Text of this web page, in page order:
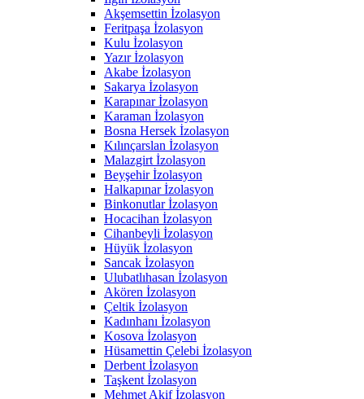
Akşemsettin İzolasyon
Feritpaşa İzolasyon
Kulu İzolasyon
Yazır İzolasyon
Akabe İzolasyon
Sakarya İzolasyon
Karapınar İzolasyon
Karaman İzolasyon
Bosna Hersek İzolasyon
Kılınçarslan İzolasyon
Malazgirt İzolasyon
Beyşehir İzolasyon
Halkapınar İzolasyon
Binkonutlar İzolasyon
Hocacihan İzolasyon
Cihanbeyli İzolasyon
Hüyük İzolasyon
Sancak İzolasyon
Ulubatlıhasan İzolasyon
Akören İzolasyon
Çeltik İzolasyon
Kadınhanı İzolasyon
Kosova İzolasyon
Hüsamettin Çelebi İzolasyon
Derbent İzolasyon
Taşkent İzolasyon
Mehmet Akif İzolasyon